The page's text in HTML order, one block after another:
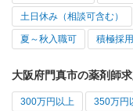
土日休み（相談可含む）
夏～秋入職可 積極採
大阪府門真市の薬剤師
300万円以上 350万円